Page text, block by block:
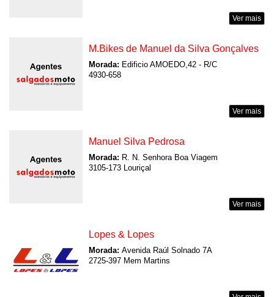
Ver mais
M.Bikes de Manuel da Silva Gonçalves
Morada: Edificio AMOEDO,42 - R/C
4930-658
Ver mais
Manuel Silva Pedrosa
Morada: R. N. Senhora Boa Viagem
3105-173 Louriçal
Ver mais
Lopes & Lopes
Morada: Avenida Raúl Solnado 7A
2725-397 Mem Martins